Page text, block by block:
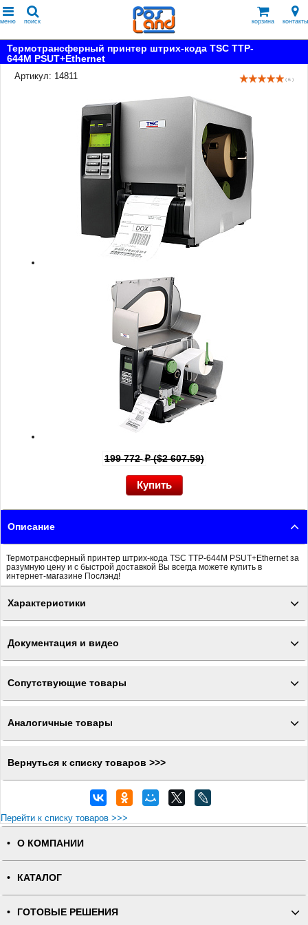
меню поиск корзина контакты
Термотрансферный принтер штрих-кода TSC TTP-
644M PSUT+Ethernet
Артикул: 14811
( 6 )
199 772p($2 607.59)
Описание
Термотрансферный принтер штрих-кода TSC TTP-644M PSUT+Ethernet за
разумную цену и с быстрой доставкой Вы всегда можете купить в
интернет-магазине Послэнд!
Характеристики
Документация и видео
Сопутствующие товары
Аналогичные товары
Вернуться к списку товаров >>>
Перейти к списку товаров >>>
О КОМПАНИИ
КАТАЛОГ
ГОТОВЫЕ РЕШЕНИЯ